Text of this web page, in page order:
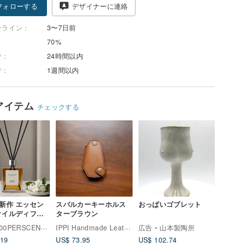
ォローする デザイナーに連絡
イン：
3〜7日前
70%
24時間以内
1週間以内
イテム チェックする
作 エッセン
ルディフュ
厳選され
々 上質なホ
ランス
HEMEI
スバルカーキーホルス
ターブラウン
IPPI Handmade Leather
US$ 73.95
おっぱいゴブレット
広告
山本製陶所
US$ 102.74